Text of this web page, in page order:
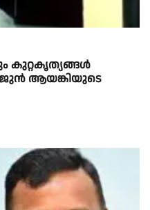
കുറ്റകൃത്യങ്ങൾ
ആയങ്കിയുടെ